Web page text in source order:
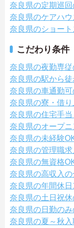
奈良県の定期巡回
奈良県のケアハ
奈良県のショー
こだわり条件
奈良県の夜勤専
奈良県の駅から
奈良県の車通勤
奈良県の寮・借
奈良県の住宅手
奈良県のオープ
奈良県の未経験
奈良県の管理職
奈良県の無資格
奈良県の高収入
奈良県の年間休
奈良県の土日祝
奈良県の日勤の
奈良県の夏～秋